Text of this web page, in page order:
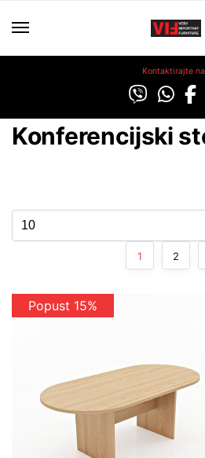
Kontaktirajte
Konferencijski
1 2
Popust 15%